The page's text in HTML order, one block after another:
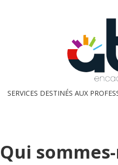
SERVICES DESTINÉS AUX
Qui